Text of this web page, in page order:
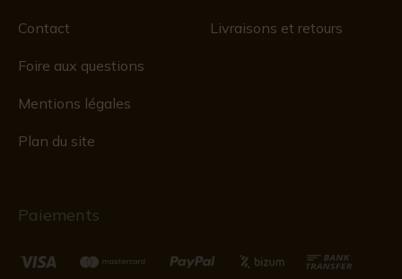
Contact
Foire aux questions
Mentions légales
Plan du site
Livraisons et retours
Paiements